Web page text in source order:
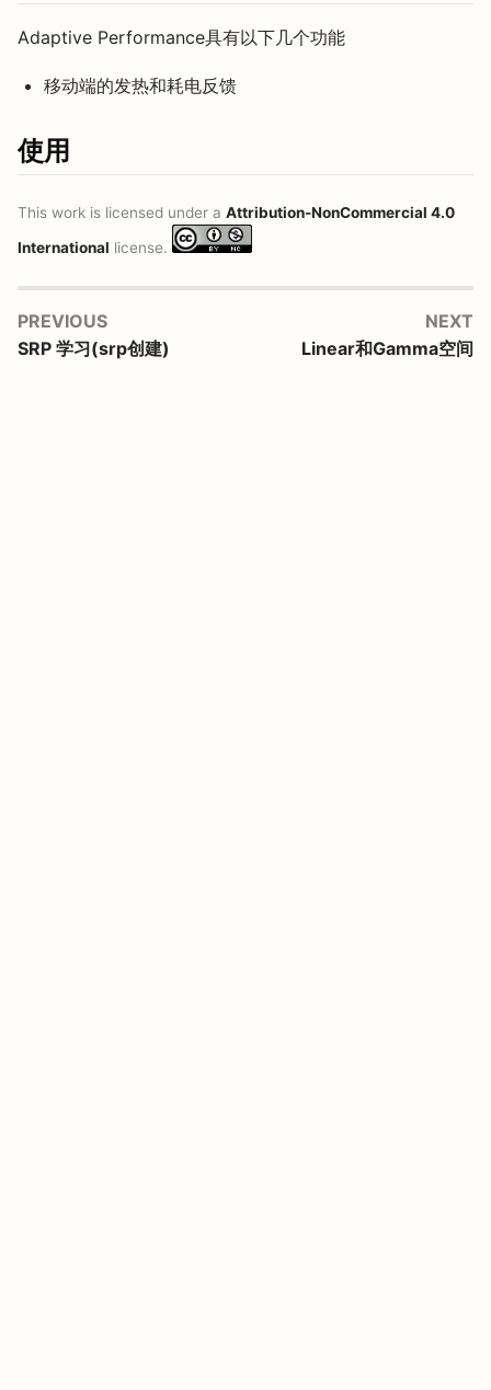
Adaptive Performance具有以下几个功能
移动端的发热和耗电反馈
使用
This work is licensed under a Attribution-NonCommercial 4.0
International license.
PREVIOUS
SRP 学习(srp创建)
NEXT
Linear和Gamma空间